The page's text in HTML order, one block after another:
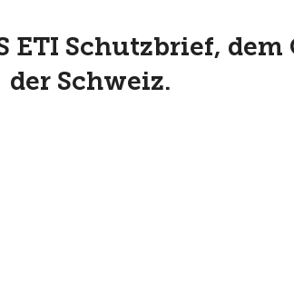
ETI Schutzbrief,
der Schweiz.